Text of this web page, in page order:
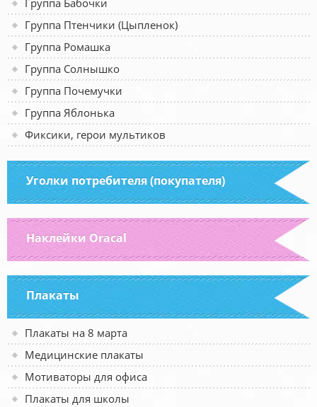
Группа Птенчики (Цыпленок)
Группа Ромашка
Группа Солнышко
Группа Почемучки
Группа Яблонька
Фиксики, герои мультиков
Уголки потребителя (покупателя)
Наклейки Oracal
Плакаты
Плакаты на 8 марта
Медицинские плакаты
Мотиваторы для офиса
Плакаты для школы